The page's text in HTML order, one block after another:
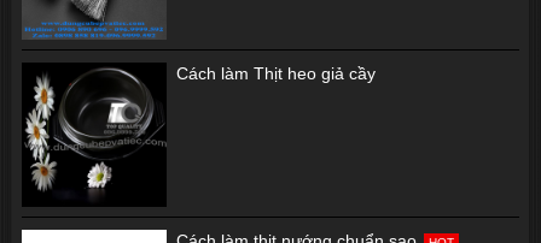
Cách làm Thịt heo giả cầy